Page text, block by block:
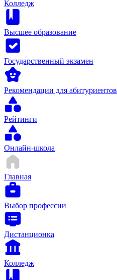
Колледж
Высшее образование
Государственный экзамен
Рекомендации для абитуриентов
Рейтинги
Онлайн-школа
Главная
Выбор профессии
Дистанционка
Колледж